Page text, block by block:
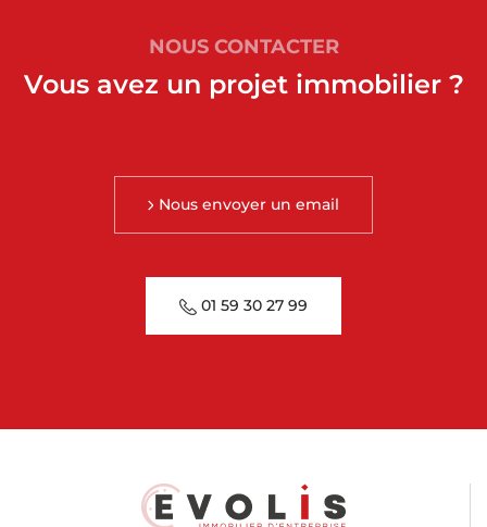
NOUS CONTACTER
Vous avez un projet immobilier ?
Nous envoyer un email
01 59 30 27 99